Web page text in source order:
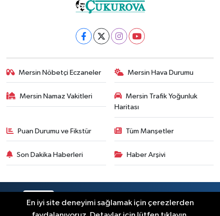
Mersin Nöbetçi Eczaneler Mersin Hava Durumu
Mersin Namaz Vakitleri
Mersin Trafik Yoğunluk
Haritası
Puan Durumu ve Fikstür Tüm Manşetler
Son Dakika Haberleri Haber Arşivi
RSS Copyright © 2025. Her hakkı saklıdır.
En iyi site deneyimi sağlamak için çerezlerden